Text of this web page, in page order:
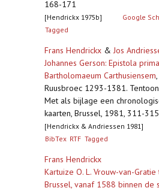
168-171
[Hendrickx 1975b] Google
Tagged
Frans Hendrickx & Jos
Johannes Gerson: Epistola
Bartholomaeum Carthusiensem,
Ruusbroec 1293-1381.
Met als bijlage een
kaarten, Brussel, 1981, 311-
[Hendrickx & Andriessen 1981]
BibTex RTF Tagged
Frans Hendrickx
Kartuize O. L. Vrouw-van-
Brussel, vanaf 1588 binnen de